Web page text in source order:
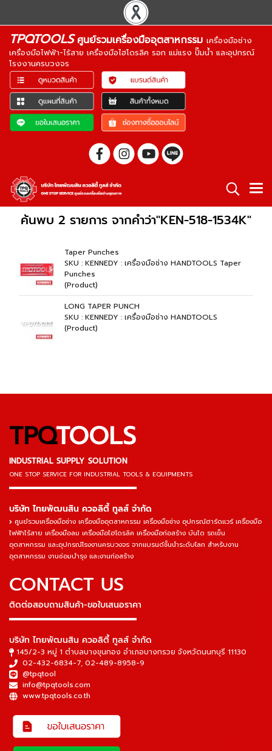
TPQTOOLSศูนย์รวมเครื่องมืออุตสาหกรรม เครื่องมือช่าง
เครื่องมือไฟฟ้า-ไร้สาย เครื่องมือไฮโดรลิค รอก แม่แรง ปั๊มน้ำ และอุปกรณ์
โรงงานครบวงจร
ค้นพบ 2 รายการ จากคำว่า"KEN-518-1534K"
Taper Punches
SKU : KENNEDY : เครื่องมือช่าง HANDTOOLS Taper
Punches
(Product)
LONG TAPER PUNCH
SKU : KENNEDY : เครื่องมือช่าง HANDTOOLS
(Product)
TPQTOOLS
INDUSTRIAL SUPPLY SOLUTION
ONE STOP SERVICE FOR INDUSTRIAL TOOLS & EQUIPMENTS
▬▬▬▬▬▬▬▬▬▬▬▬▬▬▬
บริษัท ไทยพัฒนสิน ควอลิตี้ ทูลส์ จำกัด
ศูนย์รวมเครื่องมือช่าง เครื่องมืออุตสาหกรรม เครื่องมือช่าง อุปกรณ์ฮาร์ดแวร์ เครื่องมือ
ไฟฟ้าไร้สาย เครื่องมือลม เครื่องมือไฮโดรลิค เครื่องมือก่อสร้าง บันได รถเข็น
อุตสาหกรรม และอุปกรณ์โรงงานครบวงจร จากแบรนด์ชั้นนำระดับโลก สำหรับงาน
อุตสาหกรรม งานซ่อมบำรุง และงานก่อสร้าง
CONTACT US
ติดต่อสอบถามสินค้า-ขอใบเสนอราคา
▬▬▬▬▬▬▬▬▬▬▬▬▬▬▬
บริษัท ไทยพัฒนสิน ควอลิตี้ ทูลส์ จำกัด
145/2-3 หมู่ 1 ตำบลบางขุนกอง อำเภอบางกรวย จังหวัดนนทบุรี 11130
02-432-6834-7, 02-489-8958-9
@tpqtool
info@tpqtools.com
www.tpqtools.co.th